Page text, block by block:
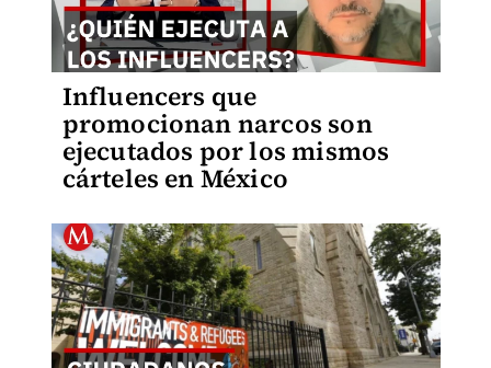
Influencers que
promocionan narcos son
ejecutados por los mismos
cárteles en México